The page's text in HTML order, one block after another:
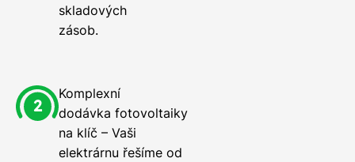
skladových
zásob.
Komplexní
dodávka fotovoltaiky
na klíč – Vaši
elektrárnu řešíme od